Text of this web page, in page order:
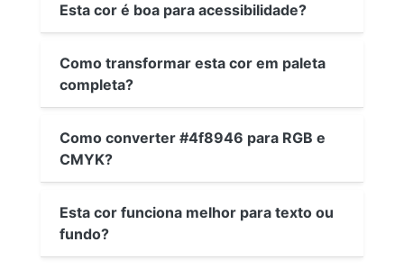
Esta cor é boa para acessibilidade?
Como transformar esta cor em paleta
completa?
Como converter #4f8946 para RGB e
CMYK?
Esta cor funciona melhor para texto ou
fundo?